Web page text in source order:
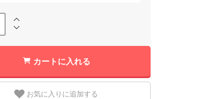
カートに入れる
お気に入りに追加する